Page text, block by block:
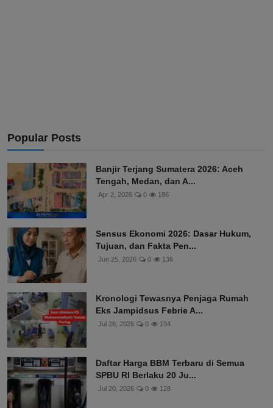
Popular Posts
Banjir Terjang Sumatera 2026: Aceh
Tengah, Medan, dan A...
Apr 2, 2026 0 186
Sensus Ekonomi 2026: Dasar Hukum,
Tujuan, dan Fakta Pen...
Jun 25, 2026 0 136
Kronologi Tewasnya Penjaga Rumah
Eks Jampidsus Febrie A...
Jul 26, 2026 0 134
Daftar Harga BBM Terbaru di Semua
SPBU RI Berlaku 20 Ju...
Jul 20, 2026 0 128